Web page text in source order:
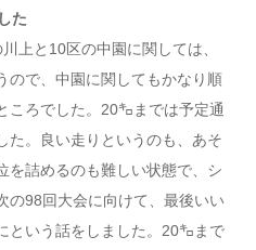
た
上と10区の中園に関しては、
ので、中園に関してもかなり順
ころでした。20㌔までは予定通
た。良い走りというのも、あそ
を詰めるのも難しい状態で、シ
の98回大会に向けて、最後いい
という話をしました。20㌔まで